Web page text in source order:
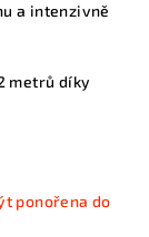
a intenzivně
metrů díky
ponořena do